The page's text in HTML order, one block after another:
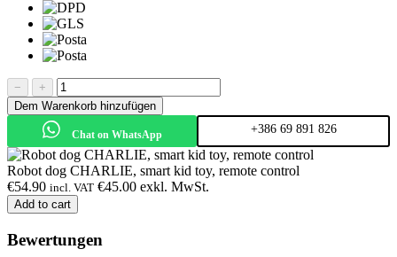
−
+
Dem Warenkorb hinzufügen
Chat on WhatsApp +386 69 891 826
Robot dog CHARLIE, smart kid toy, remote control
€54.90 incl. VAT €45.00 exkl. MwSt.
Add to cart
Bewertungen